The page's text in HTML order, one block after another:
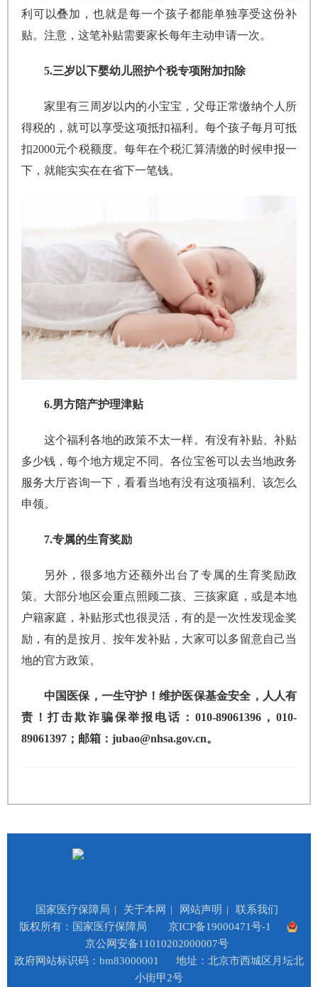
利可以叠加，也就是每一个孩子都能单独享受这份补
贴。注意，这笔补贴需要家长每年主动申请一次。
5.三岁以下婴幼儿照护个税专项附加扣除
家里有三周岁以内的小宝宝，父母正常缴纳个人所
得税的，就可以享受这项抵扣福利。每个孩子每月可抵
扣2000元个税额度。每年在个税汇算清缴的时候申报一
下，就能实实在在省下一笔钱。
6.男方陪产护理津贴
这个福利各地的政策不太一样。有没有补贴、补贴
多少钱，每个地方规定不同。各位宝爸可以去当地政务
服务大厅咨询一下，看看当地有没有这项福利、该怎么
申领。
7.专属的生育奖励
另外，很多地方还额外出台了专属的生育奖励政
策。大部分地区会重点照顾二孩、三孩家庭，或是本地
户籍家庭，补贴形式也很灵活，有的是一次性发现金奖
励，有的是按月、按年发补贴，大家可以多留意自己当
地的官方政策。
中国医保，一生守护！维护医保基金安全，人人有
责！打击欺诈骗保举报电话：010-89061396，010-
89061397；邮箱：jubao@nhsa.gov.cn。
国家医疗保障局 | 关于本网 | 网站声明 |
联系我们
版权所有：国家医疗保障局
京ICP备19000471号-1
京公网安备11010202000007号
政府网站标识码：bm83000001
地址：北京市西城区月坛北
小街甲2号